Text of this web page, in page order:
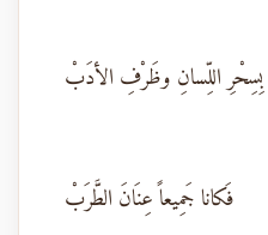
بِسِحْرِ اللِّسانِ وظَرْفِ الأدَبْ
فَكانا جَمِيعاً عِنَانَ الطَّرَبْ